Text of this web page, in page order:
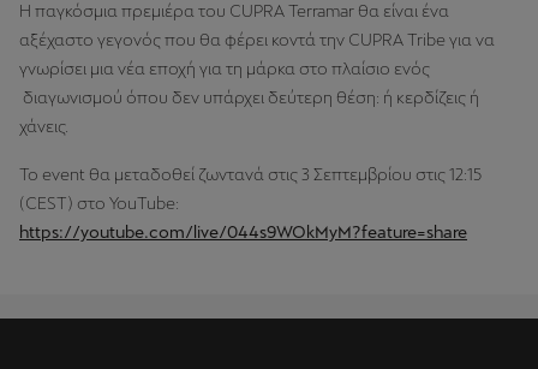
Η παγκόσμια πρεμιέρα του CUPRA Terramar θα είναι ένα
αξέχαστο γεγονός που θα φέρει κοντά την CUPRA Tribe για να
γνωρίσει μια νέα εποχή για τη μάρκα στο πλαίσιο ενός
διαγωνισμού όπου δεν υπάρχει δεύτερη θέση: ή κερδίζεις ή
χάνεις.
Το event θα μεταδοθεί ζωντανά στις 3 Σεπτεμβρίου στις 12:15
(CEST) στο YouTube:
https://youtube.com/live/044s9WOkMyM?feature=share